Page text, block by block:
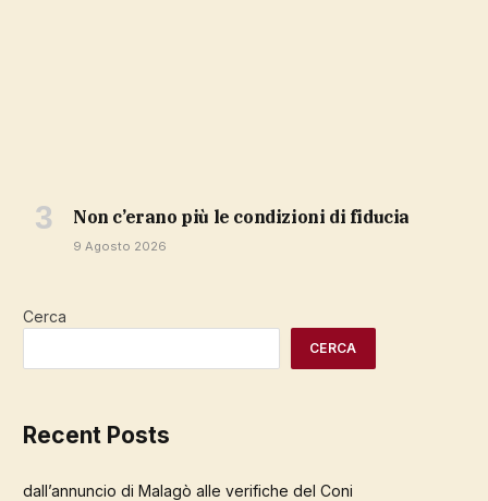
non c’erano più le condizioni di fiducia
9 Agosto 2026
Cerca
CERCA
Recent Posts
dall’annuncio di Malagò alle verifiche del Coni